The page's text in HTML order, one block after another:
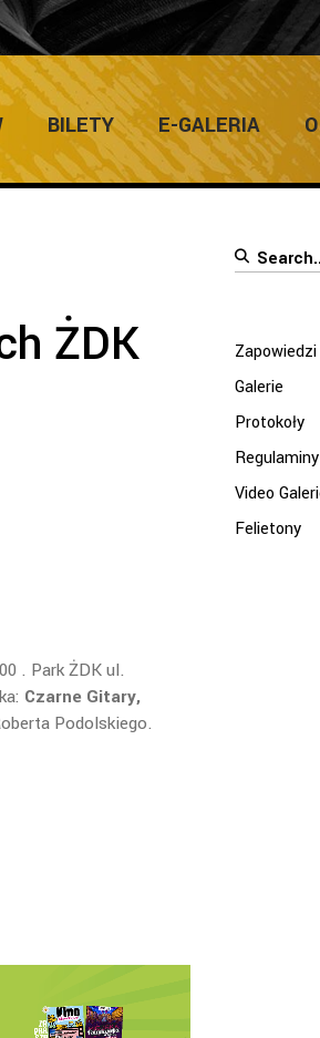
BILETY E-GALERIA
Home/Zapowiedzi Imprez/Koncert
ŻDK
. Park ŻDK ul.
Czarne Gitary,
Podolskiego.
Search
Galerie
Protokoły
Video
Felietony